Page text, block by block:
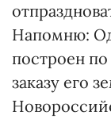
Напомню:
построен
заказу его